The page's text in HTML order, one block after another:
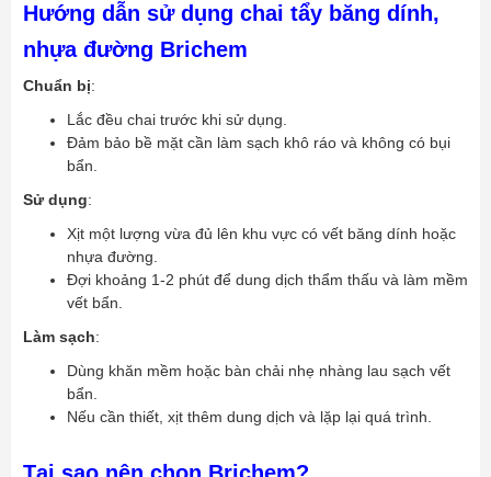
Hướng dẫn sử dụng chai tẩy băng dính,
nhựa đường Brichem
Chuẩn bị:
Lắc đều chai trước khi sử dụng.
Đảm bảo bề mặt cần làm sạch khô ráo và không có bụi
bẩn.
Sử dụng:
Xịt một lượng vừa đủ lên khu vực có vết băng dính hoặc
nhựa đường.
Đợi khoảng 1-2 phút để dung dịch thẩm thấu và làm mềm
vết bẩn.
Làm sạch:
Dùng khăn mềm hoặc bàn chải nhẹ nhàng lau sạch vết
bẩn.
Nếu cần thiết, xịt thêm dung dịch và lặp lại quá trình.